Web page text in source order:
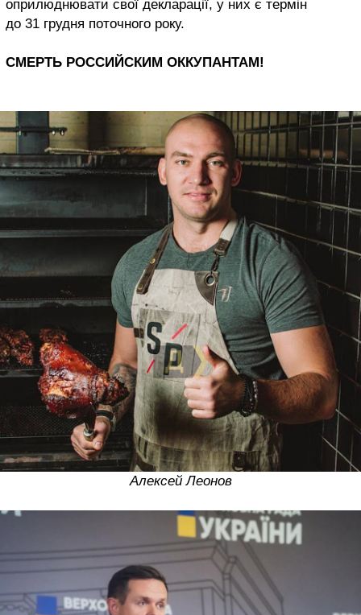
оприлюднювати свої декларації, у них є термін
до 31 грудня поточного року.
СМЕРТЬ РОССИЙСКИМ ОККУПАНТАМ!
Алексей Леонов